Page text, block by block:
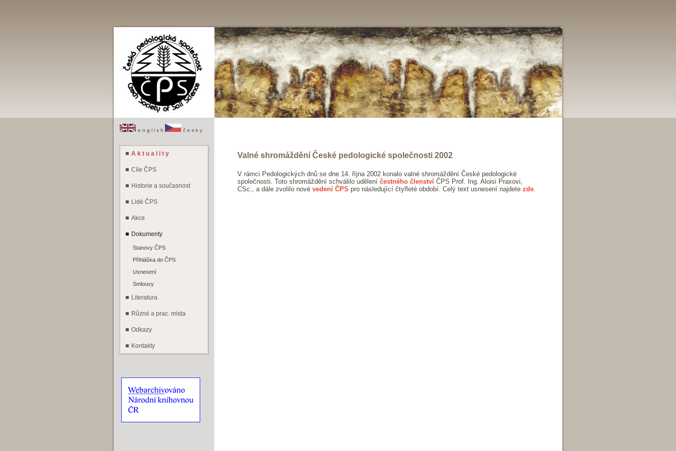
e n g l i s h č e s k y
A k t u a l i t y
Cíle ČPS
Historie a současnost
Lidé ČPS
Akce
Dokumenty
Stanovy ČPS
Přihláška do ČPS
Usnesení
Smlouvy
Literatura
Různé a prac. místa
Odkazy
Kontakty
Valné shromáždění České pedologické společnosti 2002
V rámci Pedologických dnů se dne 14. října 2002 konalo valné shromáždění České pedologické
společnosti. Toto shromáždění schválilo udělení čestného členství ČPS Prof. Ing. Aloisi Praxovi,
CSc., a dále zvolilo nové vedení ČPS pro následující čtyřleté období. Celý text usnesení najdete zde.